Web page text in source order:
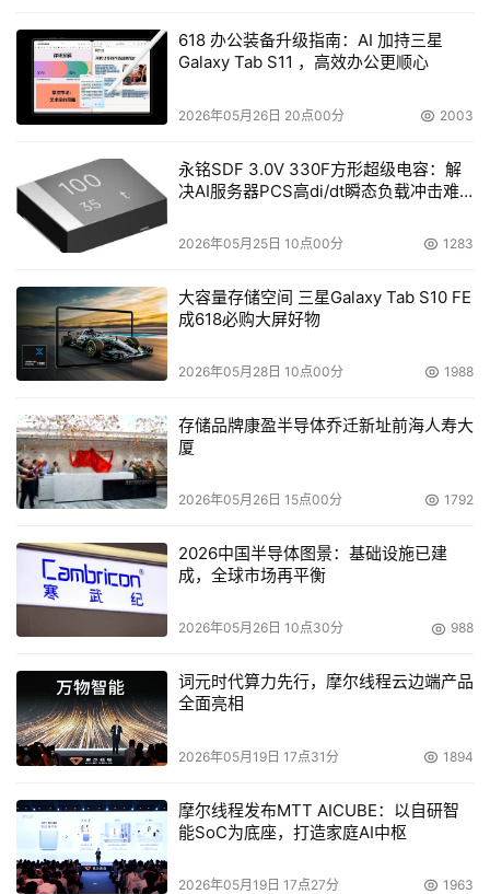
618 办公装备升级指南：AI 加持三星
Galaxy Tab S11 ，高效办公更顺心
2026年05月26日 20点00分 2003
永铭SDF 3.0V 330F方形超级电容：解
决AI服务器PCS高di/dt瞬态负载冲击难
2026年05月25日 10点00分 1283
大容量存储空间 三星Galaxy Tab S10 FE
成618必购大屏好物
2026年05月28日 10点00分 1988
存储品牌康盈半导体乔迁新址前海人寿大
厦
2026年05月26日 15点00分 1792
2026中国半导体图景：基础设施已建
成，全球市场再平衡
2026年05月26日 10点30分 988
词元时代算力先行，摩尔线程云边端产品
全面亮相
2026年05月19日 17点31分 1894
摩尔线程发布MTT AICUBE：以自研智
能SoC为底座，打造家庭AI中枢
2026年05月19日 17点27分 1963